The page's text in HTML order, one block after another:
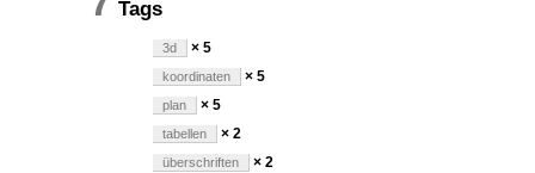
Tags
3d × 5
koordinaten × 5
plan × 5
tabellen × 2
überschriften × 2